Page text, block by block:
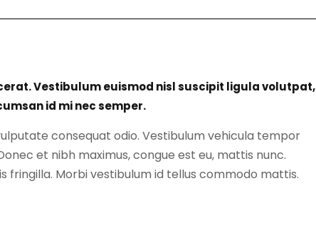
Vestibulum euismod nisl suscipit ligula volutpat,
id mi nec semper.
consequat odio. Vestibulum vehicula tempor
et nibh maximus, congue est eu, mattis nunc.
fringilla. Morbi vestibulum id tellus commodo mattis.